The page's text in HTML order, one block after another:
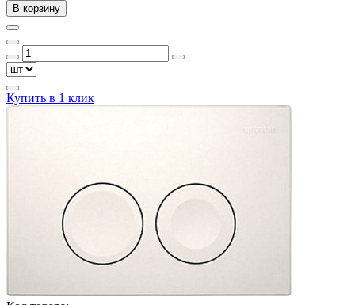
В корзину
Купить в 1 клик